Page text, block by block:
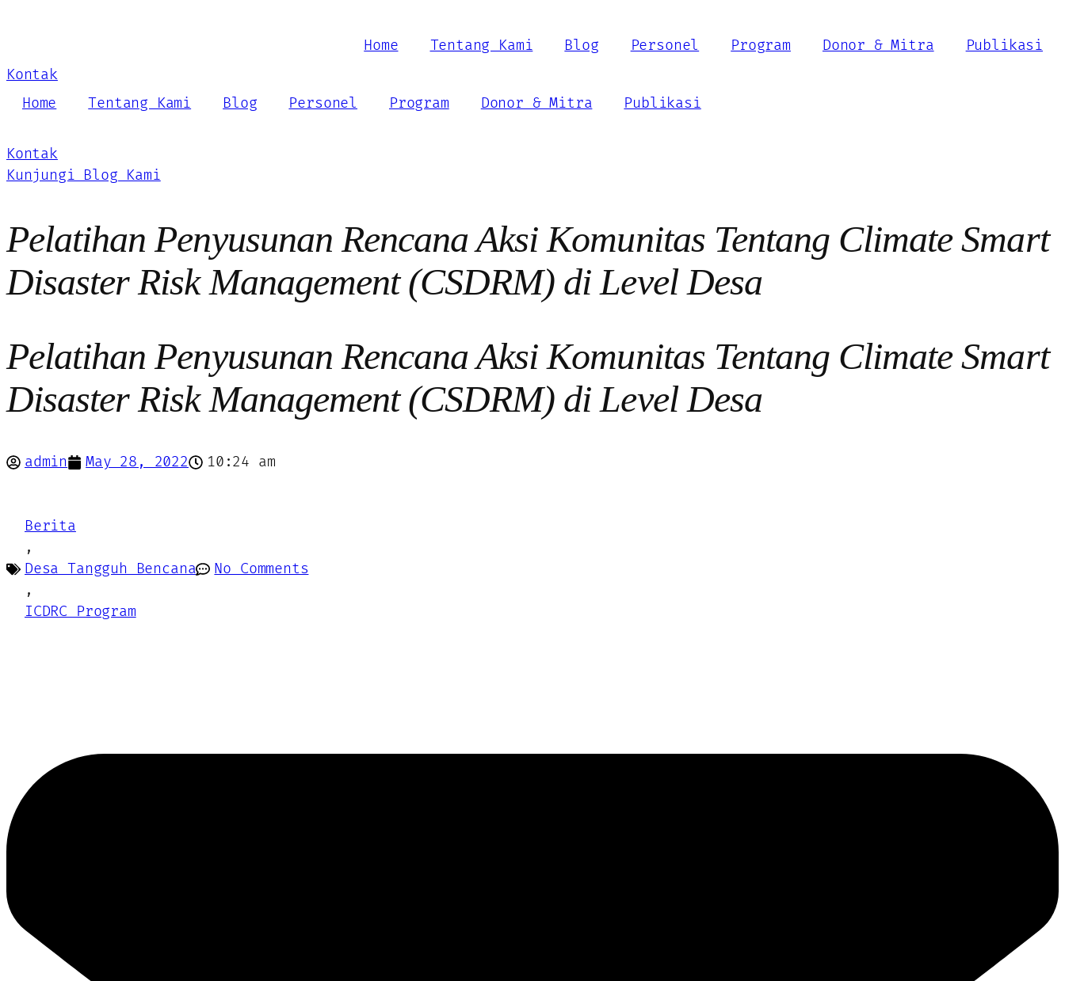
Home Tentang Kami Blog Personel Program Donor & Mitra
Publikasi
Kontak
Home
Tentang Kami Blog Personel Program Donor & Mitra Publikasi
Kontak
Kunjungi Blog Kami
Pelatihan Penyusunan Rencana Aksi Komunitas Tentang Climate Smart
Disaster Risk Management (CSDRM) di Level Desa
Pelatihan Penyusunan Rencana Aksi Komunitas Tentang Climate Smart
Disaster Risk Management (CSDRM) di Level Desa
admin May 28, 2022 10:24 am
Berita
,
Desa Tangguh Bencana
,
ICDRC Program
No Comments